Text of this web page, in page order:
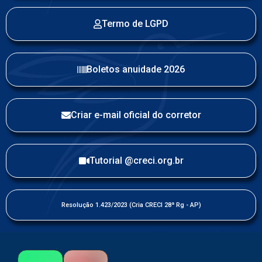
Termo de LGPD
Boletos anuidade 2026
Criar e-mail oficial do corretor
Tutorial @creci.org.br
Resolução 1.423/2023 (Cria CRECI 28ª Rg - AP)